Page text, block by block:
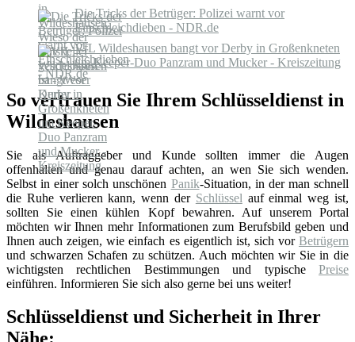
Die Tricks der Betrüger: Polizei warnt vor
Einschleichdieben - NDR.de
VfL Wildeshausen bangt vor Derby in Großenkneten
um Keeper-Duo Panzram und Mucker - Kreiszeitung
So vertrauen Sie Ihrem Schlüsseldienst in
Wildeshausen
Sie als Auftraggeber und Kunde sollten immer die Augen
offenhalten und genau darauf achten, an wen Sie sich wenden.
Selbst in einer solch unschönen Panik-Situation, in der man schnell
die Ruhe verlieren kann, wenn der Schlüssel auf einmal weg ist,
sollten Sie einen kühlen Kopf bewahren. Auf unserem Portal
möchten wir Ihnen mehr Informationen zum Berufsbild geben und
Ihnen auch zeigen, wie einfach es eigentlich ist, sich vor Betrügern
und schwarzen Schafen zu schützen. Auch möchten wir Sie in die
wichtigsten rechtlichen Bestimmungen und typische Preise
einführen. Informieren Sie sich also gerne bei uns weiter!
Schlüsseldienst und Sicherheit in Ihrer